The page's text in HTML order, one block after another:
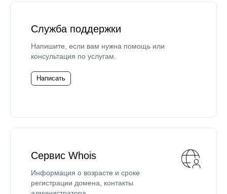
Служба поддержки
Напишите, если вам нужна помощь или
консультация по услугам.
Написать
Сервис Whois
Информация о возрасте и сроке
регистрации домена, контакты